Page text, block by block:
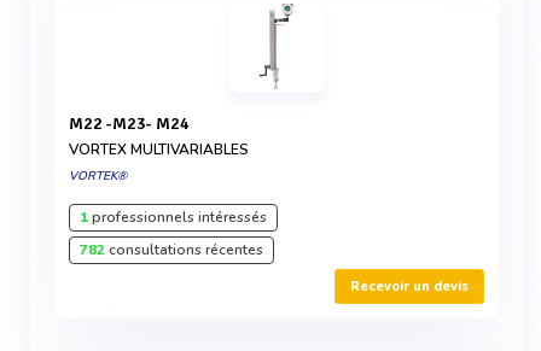
M22 -M23- M24
VORTEX MULTIVARIABLES
VORTEK®
1professionnels intéressés
782consultations récentes
Recevoir un devis